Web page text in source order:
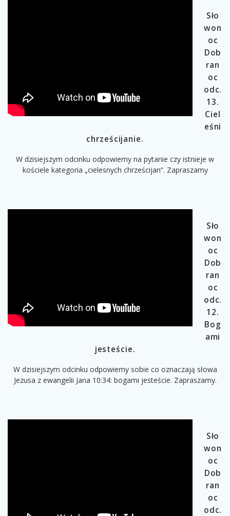
Sło
won
oc
Dob
ran
oc
odc.
13.
Ciel
eśni
chrześcijanie.
W dzisiejszym odcinku odpowiemy na pytanie czy istnieje w
kościele kategoria „cielesnych chrześcijan”. Zapraszamy
Sło
won
oc
Dob
ran
oc
odc.
12.
Bog
ami
jesteście.
W dzisiejszym odcinku odpowiemy sobie co oznaczają słowa
Jezusa z ewangelii Jana 10:34: bogami jesteście. Zapraszamy.
Sło
won
oc
Dob
ran
oc
odc.